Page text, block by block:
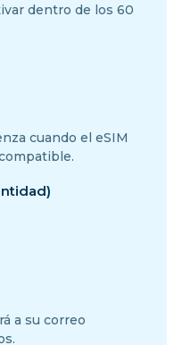
dentro de los 60
cuando el eSIM
a su correo